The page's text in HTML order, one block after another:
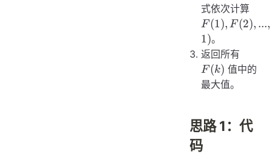
式依次计算
1)
F(1), F(2), ...,
1)。
返回所有
F(k) 值中的
最大值。
思路 1：代
码